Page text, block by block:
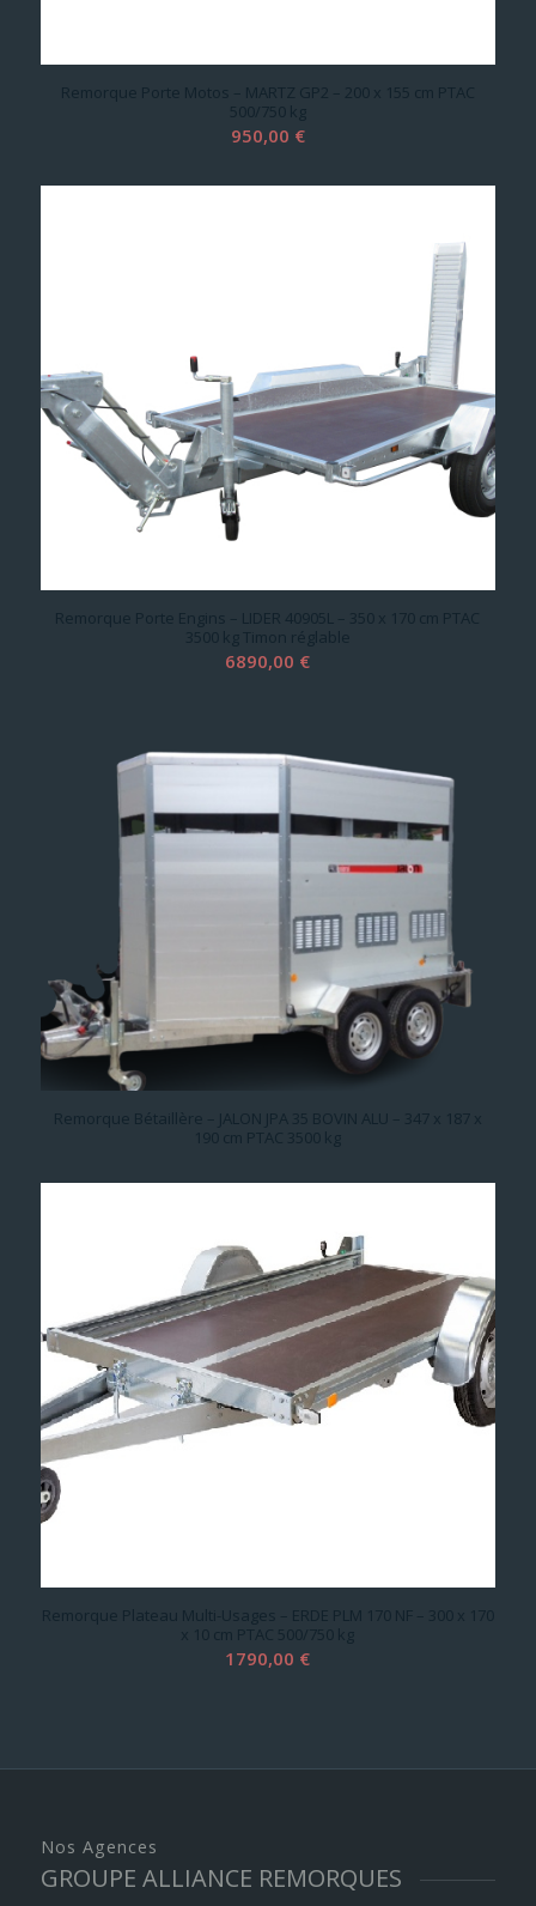
Remorque Porte Motos – MARTZ GP2 – 200 x 155 cm PTAC
500/750 kg
950,00 €
Remorque Porte Engins – LIDER 40905L – 350 x 170 cm PTAC
3500 kg Timon réglable
6890,00 €
Remorque Bétaillère – JALON JPA 35 BOVIN ALU – 347 x 187 x
190 cm PTAC 3500 kg
Remorque Plateau Multi-Usages – ERDE PLM 170 NF – 300 x 170
x 10 cm PTAC 500/750 kg
1790,00 €
Nos Agences
GROUPE ALLIANCE REMORQUES